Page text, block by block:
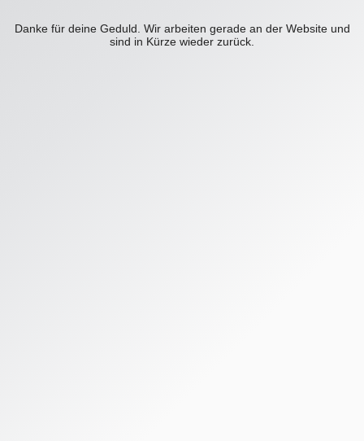
Danke für deine Geduld. Wir arbeiten gerade an der Website und
sind in Kürze wieder zurück.